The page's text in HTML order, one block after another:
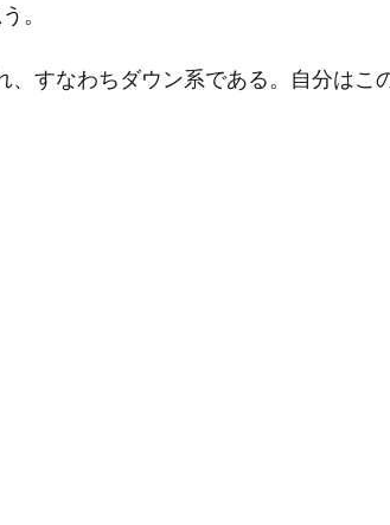
。
すなわちダウン系である。自分はこ